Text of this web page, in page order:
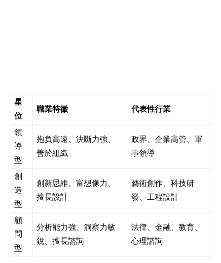
星
位
職業特徵 代表性行業
領
導
型
抱負高遠、決斷力強、
善於組織
政界、企業高管、軍
事領導
創
造
型
創新思維、富想像力、
擅長設計
藝術創作、科技研
發、工程設計
顧
問
型
分析能力強、洞察力敏
銳、擅長諮詢
法律、金融、教育、
心理諮詢